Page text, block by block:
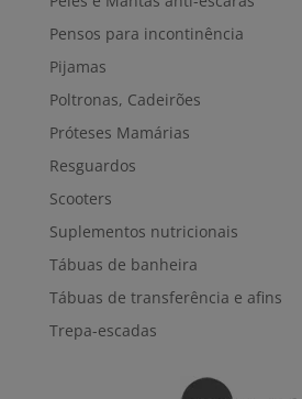
Pensos para incontinência
Pijamas
Poltronas, Cadeirões
Próteses Mamárias
Resguardos
Scooters
Suplementos nutricionais
Tábuas de banheira
Tábuas de transferência e afins
Trepa-escadas